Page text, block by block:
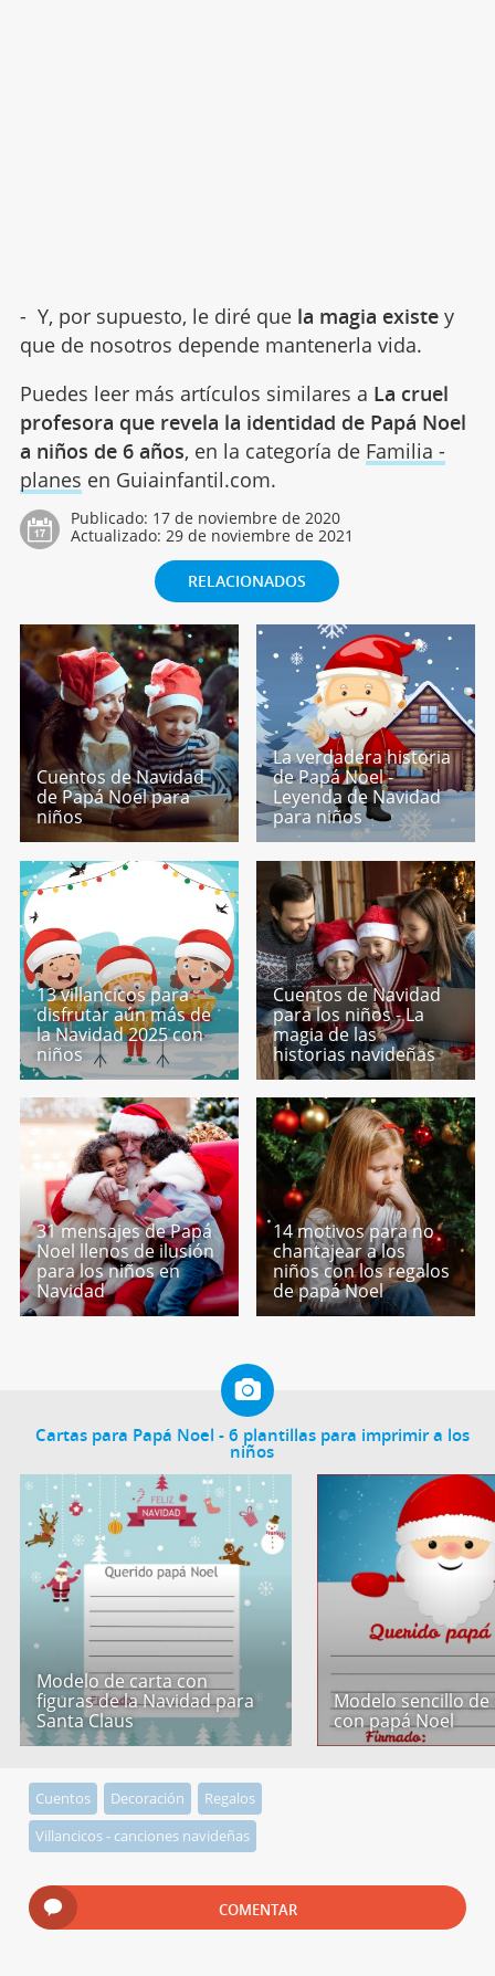
- Y, por supuesto, le diré quela magia existey
que de nosotros depende mantenerla vida.
Puedes leer más artículos similares a La cruel
profesora que revela la identidad de Papá Noel
a niños de 6 años, en la categoría de Familia -
planes en Guiainfantil.com.
Publicado: 17 de noviembre de 2020
Actualizado: 29 de noviembre de 2021
RELACIONADOS
Cuentos de Navidad
de Papá Noel para
niños
La verdadera historia
de Papá Noel -
Leyenda de Navidad
para niños
13 villancicos para
disfrutar aún más de
la Navidad 2025 con
niños
Cuentos de Navidad
para los niños - La
magia de las
historias navideñas
31 mensajes de Papá
Noel llenos de ilusión
para los niños en
Navidad
14 motivos para no
chantajear a los
niños con los regalos
de papá Noel
Cartas para Papá Noel - 6 plantillas para imprimir a los
niños
Modelo de carta con
figuras de la Navidad para
Santa Claus
Modelo sencillo de
con papá Noel
Cuentos Decoración
Regalos
Villancicos - canciones navideñas
COMENTAR